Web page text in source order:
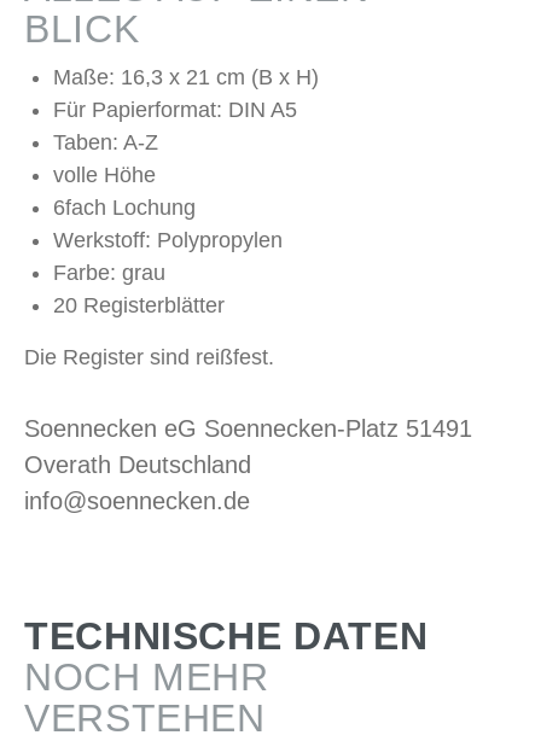
BLICK
Maße: 16,3 x 21 cm (B x H)
Für Papierformat: DIN A5
Taben: A-Z
volle Höhe
6fach Lochung
Werkstoff: Polypropylen
Farbe: grau
20 Registerblätter
Die Register sind reißfest.
Soennecken eG Soennecken-Platz 51491
Overath Deutschland
info@soennecken.de
TECHNISCHE DATEN
NOCH MEHR
VERSTEHEN